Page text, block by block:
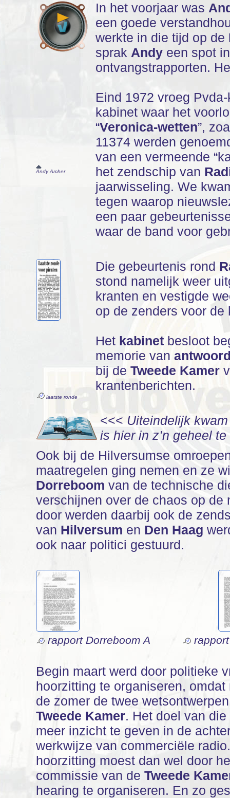
In het voorjaar was
een goede
werkte in die tijd op de
sprak Andy een spot
ontvangstrapporten.
Eind 1972 vroeg
kabinet waar het
“Veronica-wetten”,
11374 werden
van een vermeende
het zendschip van
jaarwisseling. We
tegen waarop
een paar
waar de band voor
Andy Archer
Die gebeurtenis rond
stond namelijk weer
kranten en vestigde
op de zenders voor de
Het kabinet besloot
memorie van
bij de Tweede Kamer
krantenberichten.
laatste ronde
<<< Uiteindelijk
is hier in z’n geheel
Ook bij de Hilversumse
maatregelen ging nemen en ze
Dorreboom van de technische
verschijnen over de chaos op
door werden daarbij ook de
van Hilversum en Den Haag
ook naar politici gestuurd.
rapport Dorreboom A
Begin maart werd door politieke
hoorzitting te organiseren,
de zomer de twee
Tweede Kamer. Het doel van
meer inzicht te geven in de
werkwijze van commerciële
hoorzitting moest dan wel door
commissie van de Tweede
hearing te organiseren. En zo